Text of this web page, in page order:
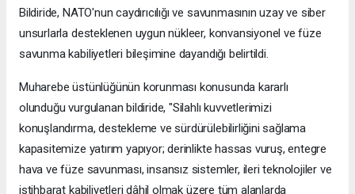
Bildiride, NATO'nun caydırıcılığı ve savunmasının uzay ve siber
unsurlarla desteklenen uygun nükleer, konvansiyonel ve füze
savunma kabiliyetleri bileşimine dayandığı belirtildi.
Muharebe üstünlüğünün korunması konusunda kararlı
olunduğu vurgulanan bildiride, "Silahlı kuvvetlerimizi
konuşlandırma, destekleme ve sürdürülebilirliğini sağlama
kapasitemize yatırım yapıyor; derinlikte hassas vuruş, entegre
hava ve füze savunması, insansız sistemler, ileri teknolojiler ve
istihbarat kabiliyetleri dâhil olmak üzere tüm alanlarda